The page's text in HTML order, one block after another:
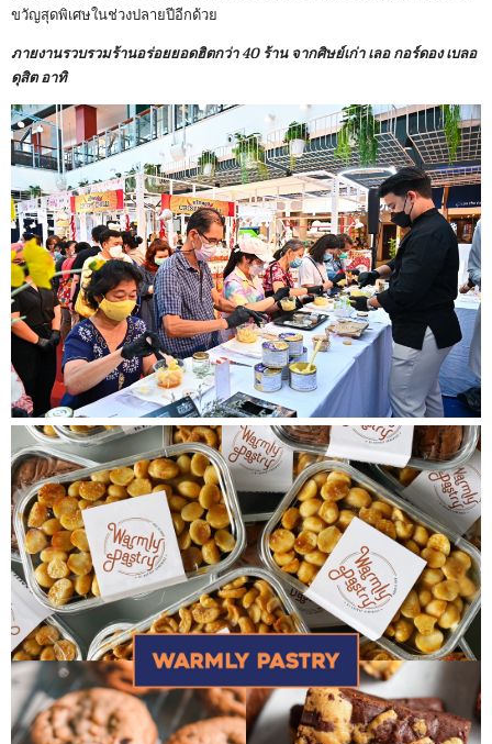
ขวัญสุดพิเศษในช่วงปลายปีอีกด้วย
ภายงานรวบรวมร้านอร่อยยอดฮิตกว่า 40 ร้าน จากศิษย์เก่า เลอ กอร์ดอง เบลอ
ดุสิต อาทิ